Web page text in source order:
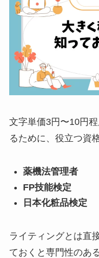
文字単価3円〜10円
るために、役立つ資
薬機法管理者
FP技能検定
日本化粧品検定
ライティングとは直
ておくと専門性のあ